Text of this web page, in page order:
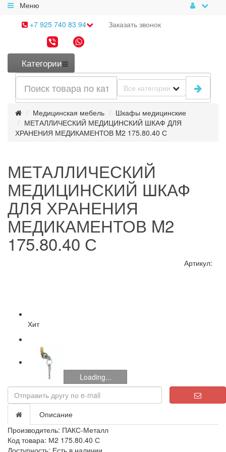
Меню
+7 925 740 83 94
Заказать звонок
Категории
Все категории
Медицинская мебель
Шкафы медицинские
МЕТАЛЛИЧЕСКИЙ МЕДИЦИНСКИЙ ШКАФ ДЛЯ
ХРАНЕНИЯ МЕДИКАМЕНТОВ M2 175.80.40 С
МЕТАЛЛИЧЕСКИЙ
МЕДИЦИНСКИЙ ШКАФ
ДЛЯ ХРАНЕНИЯ
МЕДИКАМЕНТОВ M2
175.80.40 С
Артикул:
Loading...
Хит
Описание
Производитель: ПАКС-Металл
Код товара: М2 175.80.40 С
Доступность: Есть в наличии